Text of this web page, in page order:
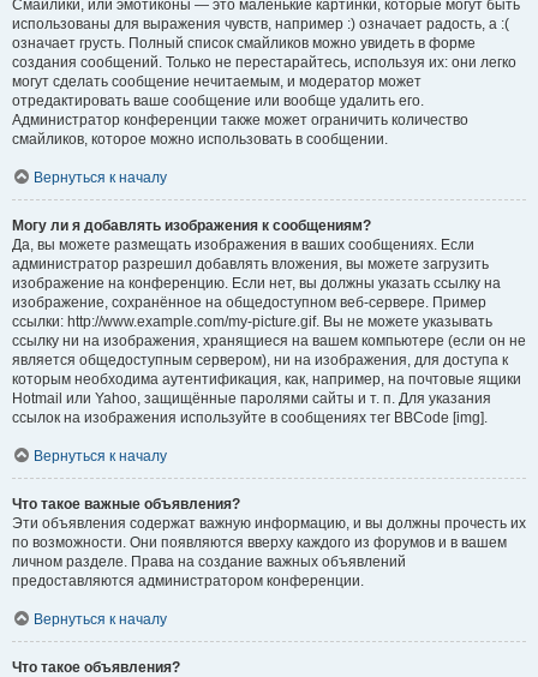
Смайлики, или эмотиконы — это маленькие картинки, которые могут быть
использованы для выражения чувств, например :) означает радость, а :(
означает грусть. Полный список смайликов можно увидеть в форме
создания сообщений. Только не перестарайтесь, используя их: они легко
могут сделать сообщение нечитаемым, и модератор может
отредактировать ваше сообщение или вообще удалить его.
Администратор конференции также может ограничить количество
смайликов, которое можно использовать в сообщении.
Вернуться к началу
Могу ли я добавлять изображения к сообщениям?
Да, вы можете размещать изображения в ваших сообщениях. Если
администратор разрешил добавлять вложения, вы можете загрузить
изображение на конференцию. Если нет, вы должны указать ссылку на
изображение, сохранённое на общедоступном веб-сервере. Пример
ссылки: http://www.example.com/my-picture.gif. Вы не можете указывать
ссылку ни на изображения, хранящиеся на вашем компьютере (если он не
является общедоступным сервером), ни на изображения, для доступа к
которым необходима аутентификация, как, например, на почтовые ящики
Hotmail или Yahoo, защищённые паролями сайты и т. п. Для указания
ссылок на изображения используйте в сообщениях тег BBCode [img].
Вернуться к началу
Что такое важные объявления?
Эти объявления содержат важную информацию, и вы должны прочесть их
по возможности. Они появляются вверху каждого из форумов и в вашем
личном разделе. Права на создание важных объявлений
предоставляются администратором конференции.
Вернуться к началу
Что такое объявления?